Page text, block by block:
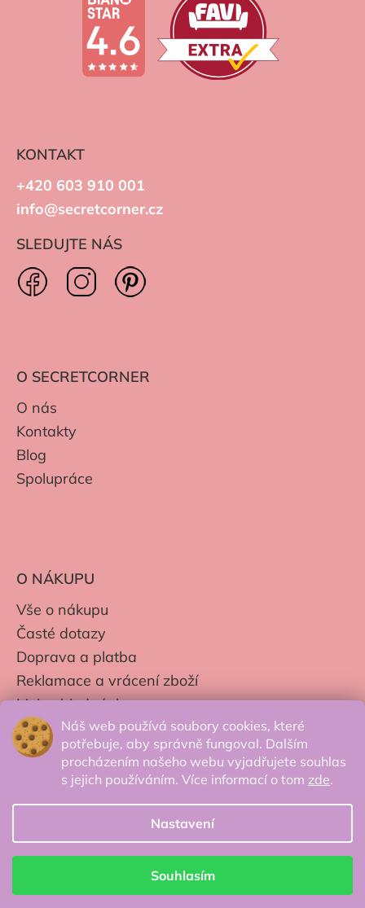
Náš web používá soubory cookies, které
potřebuje, aby správně fungoval. Dalším
procházením našeho webu vyjadřujete souhlas
s jejich používáním. Více informací o tom zde.
Nastavení
Souhlasím
KONTAKT
+420 603 910 001
info@secretcorner.cz
SLEDUJTE NÁS
O SECRETCORNER
O nás
Kontakty
Blog
Spolupráce
O NÁKUPU
Vše o nákupu
Časté dotazy
Doprava a platba
Reklamace a vrácení zboží
Moje objednávky
Obchodní podmínky
Zpracování os. údajů
© 2026 Secretcorner.cz - Všechna práva
vyhrazena.
Vytvořil Shoptet